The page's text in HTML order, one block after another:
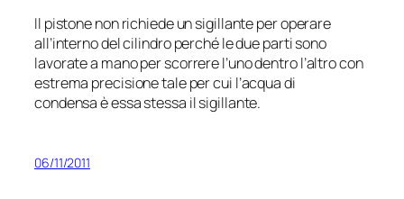
Il pistone non richiede un sigillante per operare
all’interno del cilindro perché le due parti sono
lavorate a mano per scorrere l’uno dentro l’altro con
estrema precisione tale per cui l’acqua di
condensa è essa stessa il sigillante.
06/11/2011